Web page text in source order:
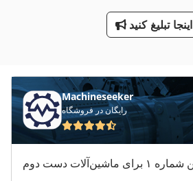
اینجا تبلیغ کنید
Machineseeker
رایگان در فروشگاه